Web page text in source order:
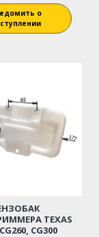
о
TEXAS
CG300